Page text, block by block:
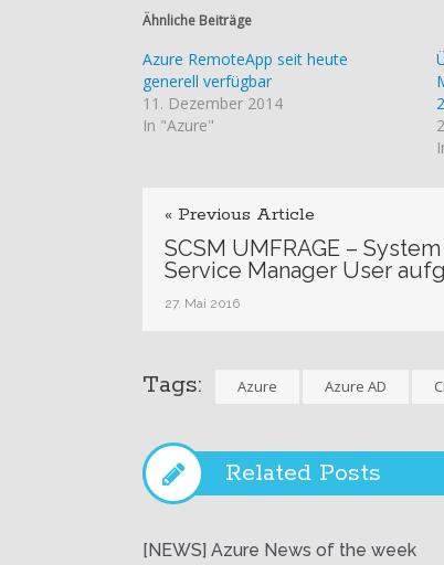
Ähnliche Beiträge
Azure RemoteApp seit heute
generell verfügbar
11. Dezember 2014
In "Azure"
« Previous Article
SCSM UMFRAGE –
Service Manager User
27. Mai 2016
Tags: Azure Azure AD
Related Posts
[NEWS] Azure News of the week